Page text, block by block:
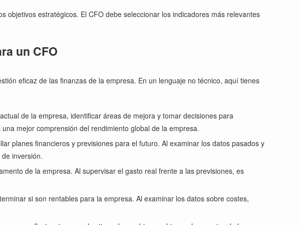
objetivos estratégicos. El CFO debe seleccionar los indicadores más relevantes
un CFO
eficaz de las finanzas de la empresa. En un lenguaje no técnico, aquí tienes
de la empresa, identificar áreas de mejora y tomar decisiones para
mejor comprensión del rendimiento global de la empresa.
planes financieros y previsiones para el futuro. Al examinar los datos pasados y
inversión.
de la empresa. Al supervisar el gasto real frente a las previsiones, es
si son rentables para la empresa. Al examinar los datos sobre costes,